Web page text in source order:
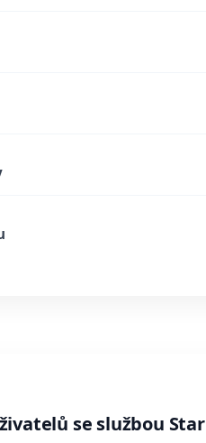
se službou